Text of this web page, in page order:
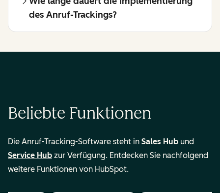
des Anruf-Trackings?
Beliebte Funktionen
Die Anruf-Tracking-Software steht in Sales Hub und
Service Hub zur Verfügung. Entdecken Sie nachfolgend
weitere Funktionen von HubSpot.